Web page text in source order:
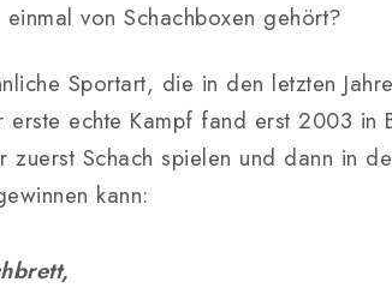
von Schachboxen gehört?
Sportart, die in den letzten
echte Kampf fand erst 2003 in
zuerst Schach spielen und dann in
kann: